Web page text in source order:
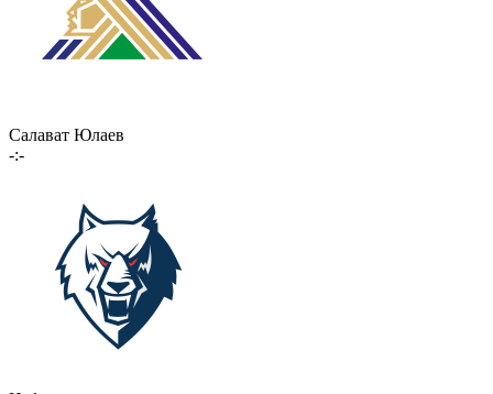
Салават Юлаев
-:-